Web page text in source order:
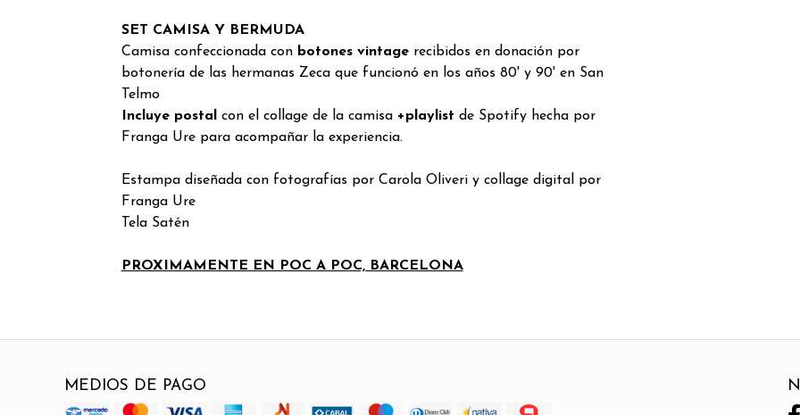
SET CAMISA Y BERMUDA
Camisa confeccionada con botones vintagerecibidos en donación por
botonería de las hermanas Zeca que funcionó en los años 80' y 90' en San
Telmo
Incluye postal con el collage de la camisa +playlist de Spotify hecha por
Franga Ure para acompañar la experiencia.
Estampa diseñada con fotografías por Carola Oliveri y collage digital por
Franga Ure
Tela Satén
PROXIMAMENTE EN POC A POC, BARCELONA
MEDIOS DE PAGO